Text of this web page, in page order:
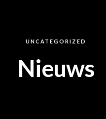
UNCATEGORIZED
Nieuws